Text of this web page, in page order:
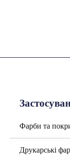
Фарби та
Друкарські